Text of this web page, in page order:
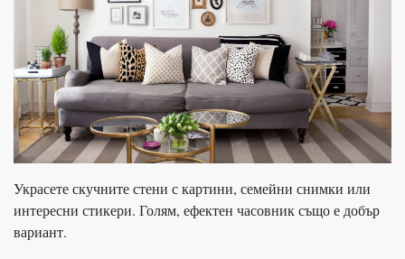
Украсете скучните стени с картини, семейни снимки или
интересни стикери. Голям, ефектен часовник също е добър
вариант.